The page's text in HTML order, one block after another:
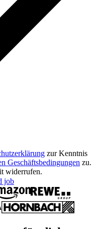
zur Kenntnis
Geschäftsbedingungen zu.
widerrufen.
job